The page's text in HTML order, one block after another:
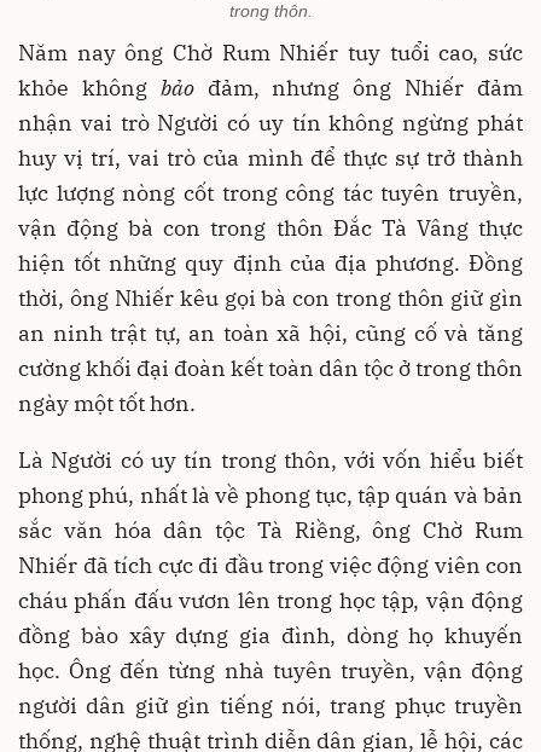
trong thôn.
Năm nay ông Chờ Rum Nhiếr tuy tuổi cao, sức
khỏe không bảođảm, nhưng ông Nhiếr đảm
nhận vai trò Người có uy tín không ngừng phát
huy vị trí, vai trò của mình để thực sự trở thành
lực lượng nòng cốt trong công tác tuyên truyền,
vận động bà con trong thôn Đắc Tà Vâng thực
hiện tốt những quy định của địa phương. Đồng
thời, ông Nhiếr kêu gọi bà con trong thôn giữ gìn
an ninh trật tự, an toàn xã hội, cũng cố và tăng
cường khối đại đoàn kết toàn dân tộc ở trong thôn
ngày một tốt hơn.
Là Người có uy tín trong thôn, với vốn hiểu biết
phong phú, nhất là về phong tục, tập quán và bản
sắc văn hóa dân tộc Tà Riềng, ông Chờ Rum
Nhiếr đã tích cực đi đầu trong việc động viên con
cháu phấn đấu vươn lên trong học tập, vận động
đồng bào xây dựng gia đình, dòng họ khuyến
học. Ông đến từng nhà tuyên truyền, vận động
người dân giữ gìn tiếng nói, trang phục truyền
thống, nghệ thuật trình diễn dân gian, lễ hội, các